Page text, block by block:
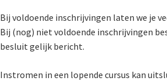
Bij voldoende inschrijvingen laten we je
Bij (nog) niet voldoende inschrijvingen
besluit gelijk bericht.
Instromen in een lopende cursus kan